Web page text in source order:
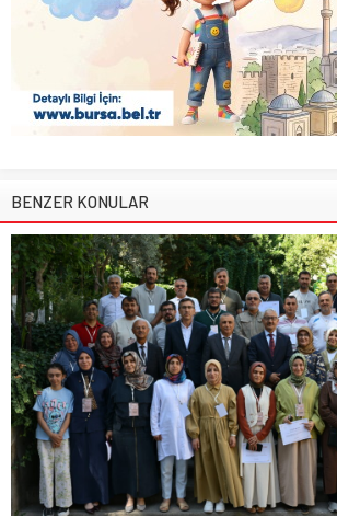
BENZER KONULAR